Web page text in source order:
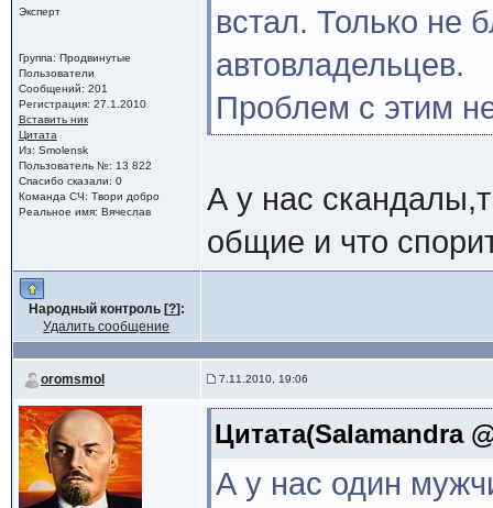
Эксперт
Группа: Продвинутые
Пользователи
Сообщений: 201
Регистрация: 27.1.2010
Вставить ник
Цитата
Из: Smolensk
Пользователь №: 13 822
Спасибо сказали: 0
Команда СЧ: Твори добро
Реальное имя: Вячеслав
встал. Только не
автовладельцев.
Проблем с этим
А у нас
общие и что
Народный контроль [?]:
Удалить сообщение
oromsmol 7.11.2010, 19:06
Цитата(Salamandra
А у нас один